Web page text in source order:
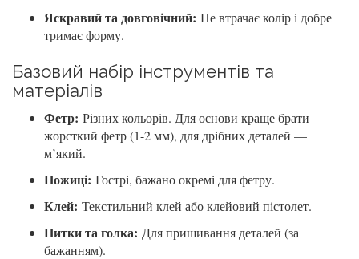
Яскравий та довговічний: Не втрачає колір і добре
тримає форму.
Базовий набір інструментів та
матеріалів
Фетр: Різних кольорів. Для основи краще брати
жорсткий фетр (1-2 мм), для дрібних деталей —
м’який.
Ножиці: Гострі, бажано окремі для фетру.
Клей: Текстильний клей або клейовий пістолет.
Нитки та голка: Для пришивання деталей (за
бажанням).